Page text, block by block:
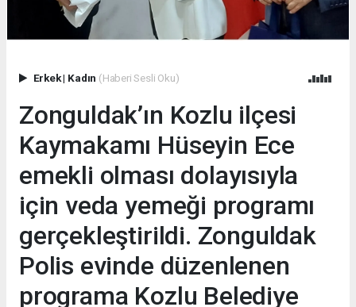
Erkek| Kadın (Haberi Sesli Oku)
Zonguldak’ın Kozlu ilçesi
Kaymakamı Hüseyin Ece
emekli olması dolayısıyla
için veda yemeği programı
gerçekleştirildi. Zonguldak
Polis evinde düzenlenen
programa Kozlu Belediye